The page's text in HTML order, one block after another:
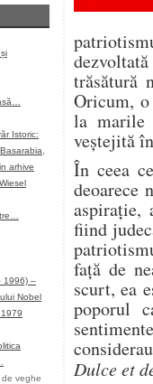
Istoric:
arhive
1996) –
Nobel
de veghe
trăsătură
Oricum,
la marile
veştejită
În ceea
deoarece
aspiraţie,
fiind
faţă de
scurt, ea
poporul
Dulce et